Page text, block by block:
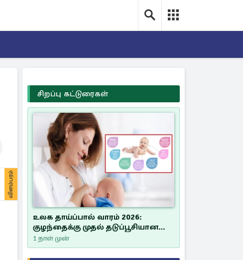
விளம்பரம்
சிறப்பு கட்டுரைகள்
உலக தாய்ப்பால் வாரம் 2026:
குழந்தைக்கு முதல் தடுப்பூசியான
சீம்பாலின் முக்கியத்துவம்!
1 நாள் முன்